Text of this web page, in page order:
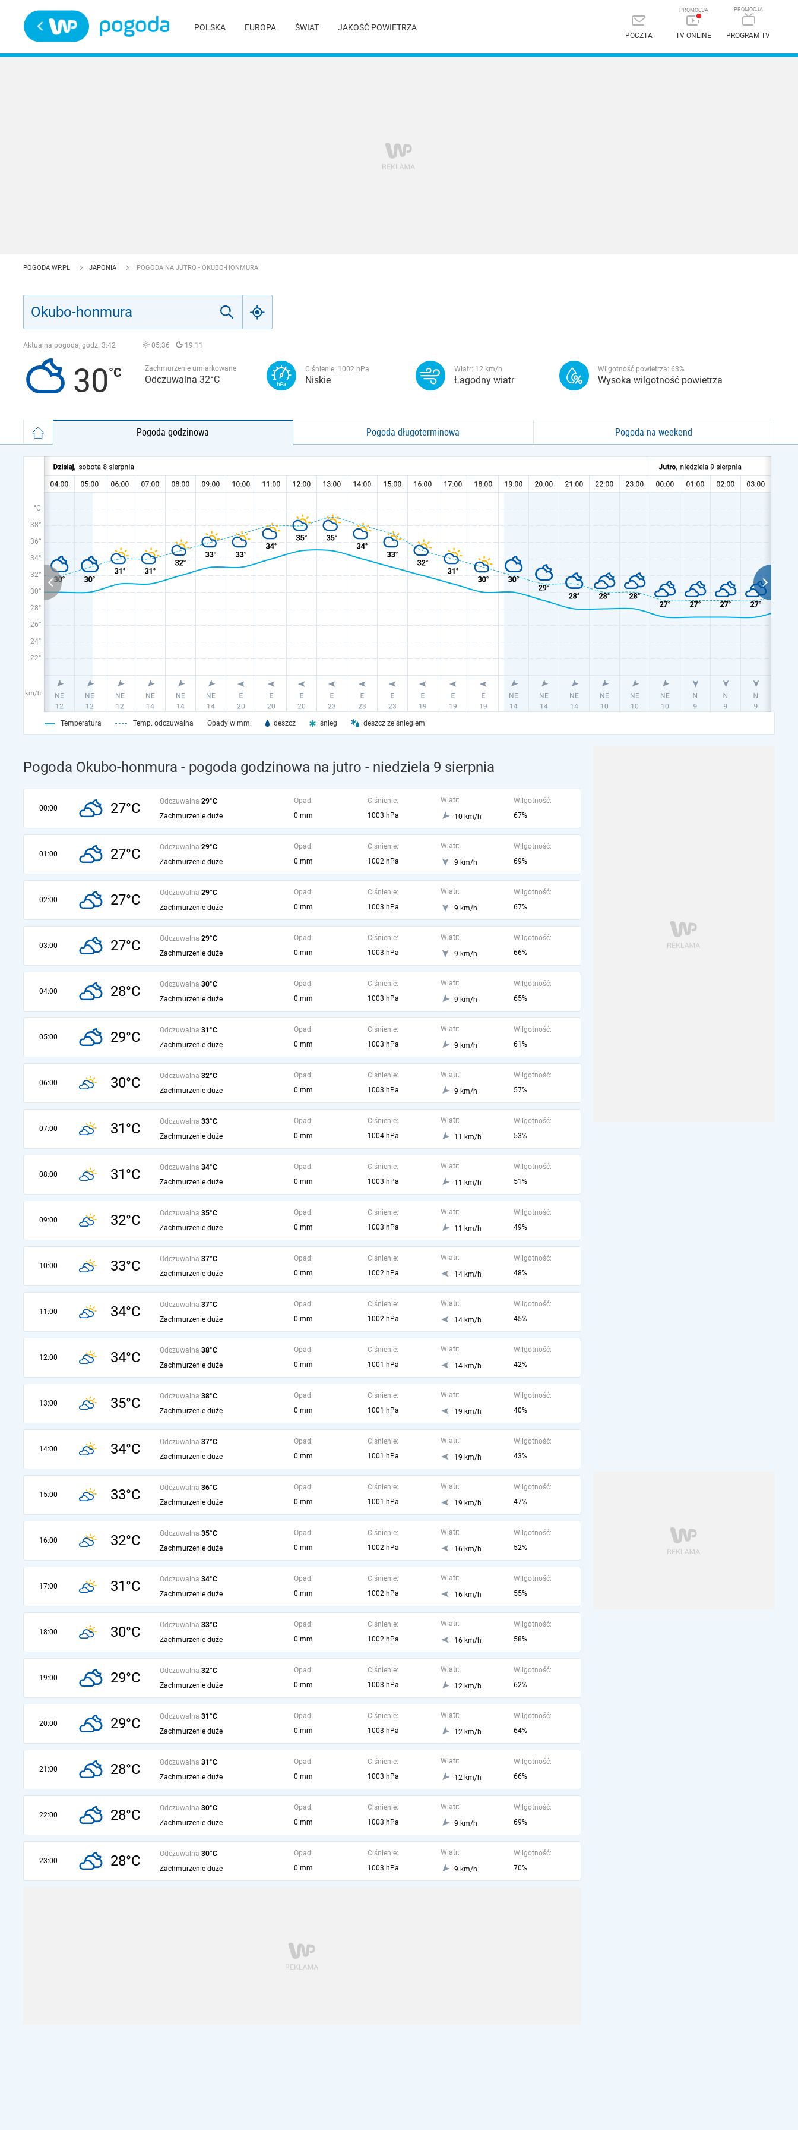
POLSKA EUROPA ŚWIAT JAKOŚĆ POWIETRZA
POCZTA TV ONLINE PROGRAM TV
POGODA WP.PL JAPONIA POGODA NA JUTRO - OKUBO-HONMURA
Aktualna pogoda, godz. 3:42 05:36 19:11
30 Zachmurzenie umiarkowane
Odczuwalna 32°C
Ciśnienie: 1002 hPa
Niskie
Wiatr: 12 km/h
Łagodny wiatr
Wilgotność powietrza: 63%
Wysoka wilgotność powietrza
Pogoda godzinowa Pogoda długoterminowa Pogoda na weekend
°C
38°
36°
34°
32°
30°
28°
26°
24°
22°
km/h
Temperatura Temp. odczuwalna Opady w mm: deszcz śnieg deszcz ze śniegiem
Pogoda Okubo-honmura - pogoda godzinowa na jutro - niedziela 9 sierpnia
00:00 27°C Odczuwalna 29°C
Zachmurzenie duże
Opad:
0 mm
Ciśnienie:
1003 hPa
Wiatr:
10 km/h
Wilgotność:
67%
01:00 27°C Odczuwalna 29°C
Zachmurzenie duże
Opad:
0 mm
Ciśnienie:
1002 hPa
Wiatr:
9 km/h
Wilgotność:
69%
02:00 27°C Odczuwalna 29°C
Zachmurzenie duże
Opad:
0 mm
Ciśnienie:
1003 hPa
Wiatr:
9 km/h
Wilgotność:
67%
03:00 27°C Odczuwalna 29°C
Zachmurzenie duże
Opad:
0 mm
Ciśnienie:
1003 hPa
Wiatr:
9 km/h
Wilgotność:
66%
04:00 28°C Odczuwalna 30°C
Zachmurzenie duże
Opad:
0 mm
Ciśnienie:
1003 hPa
Wiatr:
9 km/h
Wilgotność:
65%
05:00 29°C Odczuwalna 31°C
Zachmurzenie duże
Opad:
0 mm
Ciśnienie:
1003 hPa
Wiatr:
9 km/h
Wilgotność:
61%
06:00 30°C Odczuwalna 32°C
Zachmurzenie duże
Opad:
0 mm
Ciśnienie:
1003 hPa
Wiatr:
9 km/h
Wilgotność:
57%
07:00 31°C Odczuwalna 33°C
Zachmurzenie duże
Opad:
0 mm
Ciśnienie:
1004 hPa
Wiatr:
11 km/h
Wilgotność:
53%
08:00 31°C Odczuwalna 34°C
Zachmurzenie duże
Opad:
0 mm
Ciśnienie:
1003 hPa
Wiatr:
11 km/h
Wilgotność:
51%
09:00 32°C Odczuwalna 35°C
Zachmurzenie duże
Opad:
0 mm
Ciśnienie:
1003 hPa
Wiatr:
11 km/h
Wilgotność:
49%
10:00 33°C Odczuwalna 37°C
Zachmurzenie duże
Opad:
0 mm
Ciśnienie:
1002 hPa
Wiatr:
14 km/h
Wilgotność:
48%
11:00 34°C Odczuwalna 37°C
Zachmurzenie duże
Opad:
0 mm
Ciśnienie:
1002 hPa
Wiatr:
14 km/h
Wilgotność:
45%
12:00 34°C Odczuwalna 38°C
Zachmurzenie duże
Opad:
0 mm
Ciśnienie:
1001 hPa
Wiatr:
14 km/h
Wilgotność:
42%
13:00 35°C Odczuwalna 38°C
Zachmurzenie duże
Opad:
0 mm
Ciśnienie:
1001 hPa
Wiatr:
19 km/h
Wilgotność:
40%
14:00 34°C Odczuwalna 37°C
Zachmurzenie duże
Opad:
0 mm
Ciśnienie:
1001 hPa
Wiatr:
19 km/h
Wilgotność:
43%
15:00 33°C Odczuwalna 36°C
Zachmurzenie duże
Opad:
0 mm
Ciśnienie:
1001 hPa
Wiatr:
19 km/h
Wilgotność:
47%
16:00 32°C Odczuwalna 35°C
Zachmurzenie duże
Opad:
0 mm
Ciśnienie:
1002 hPa
Wiatr:
16 km/h
Wilgotność:
52%
17:00 31°C Odczuwalna 34°C
Zachmurzenie duże
Opad:
0 mm
Ciśnienie:
1002 hPa
Wiatr:
16 km/h
Wilgotność:
55%
18:00 30°C Odczuwalna 33°C
Zachmurzenie duże
Opad:
0 mm
Ciśnienie:
1002 hPa
Wiatr:
16 km/h
Wilgotność:
58%
19:00 29°C Odczuwalna 32°C
Zachmurzenie duże
Opad:
0 mm
Ciśnienie:
1003 hPa
Wiatr:
12 km/h
Wilgotność:
62%
20:00 29°C Odczuwalna 31°C
Zachmurzenie duże
Opad:
0 mm
Ciśnienie:
1003 hPa
Wiatr:
12 km/h
Wilgotność:
64%
21:00 28°C Odczuwalna 31°C
Zachmurzenie duże
Opad:
0 mm
Ciśnienie:
1003 hPa
Wiatr:
12 km/h
Wilgotność:
66%
22:00 28°C Odczuwalna 30°C
Zachmurzenie duże
Opad:
0 mm
Ciśnienie:
1003 hPa
Wiatr:
9 km/h
Wilgotność:
69%
23:00 28°C Odczuwalna 30°C
Zachmurzenie duże
Opad:
0 mm
Ciśnienie:
1003 hPa
Wiatr:
9 km/h
Wilgotność:
70%